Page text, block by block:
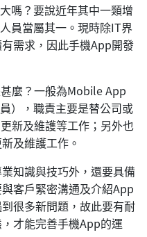
嗎？要說近年其中一類增
員當屬其一。現時除IT界
需求，因此手機App開發
麼？一般為Mobile App
），職責主要是替公司或
新及維護等工作；另外也
及維護工作。
知識與技巧外，還要具備
客戶緊密溝通及介紹App
很多新問題，故此要有耐
才能完善手機App的運